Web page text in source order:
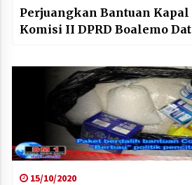
Perjuangkan Bantuan Kapal
Komisi II DPRD Boalemo
15/10/2020